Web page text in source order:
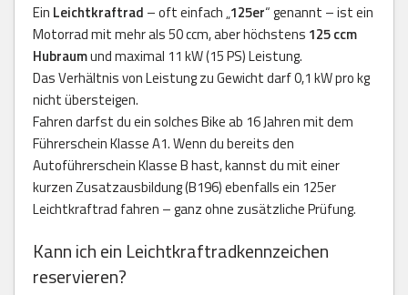
Ein Leichtkraftrad – oft einfach „125er“ genannt – ist ein
Motorrad mit mehr als 50 ccm, aber höchstens 125 ccm
Hubraumund maximal 11 kW (15 PS) Leistung.
Das Verhältnis von Leistung zu Gewicht darf 0,1 kW pro kg
nicht übersteigen.
Fahren darfst du ein solches Bike ab 16 Jahren mit dem
Führerschein Klasse A1. Wenn du bereits den
Autoführerschein Klasse B hast, kannst du mit einer
kurzen Zusatzausbildung (B196) ebenfalls ein 125er
Leichtkraftrad fahren – ganz ohne zusätzliche Prüfung.
Kann ich ein Leichtkraftradkennzeichen
reservieren?